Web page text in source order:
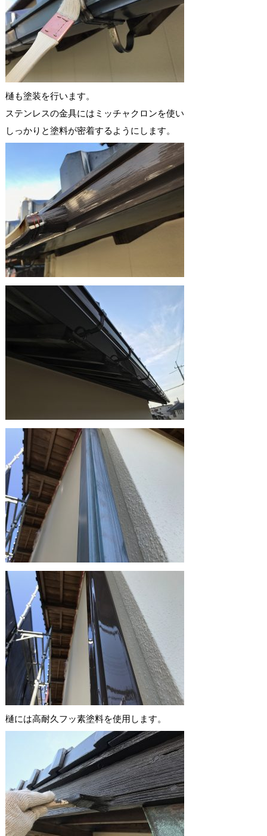
樋も塗装を行います。
ステンレスの金具にはミッチャクロンを使い
しっかりと塗料が密着するようにします。
樋には高耐久フッ素塗料を使用します。